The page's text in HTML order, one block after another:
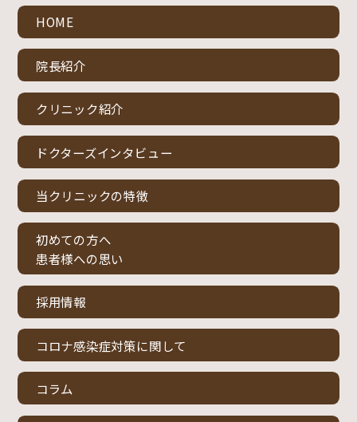
HOME
院長紹介
クリニック紹介
ドクターズインタビュー
当クリニックの特徴
初めての方へ
患者様への思い
採用情報
コロナ感染症対策に関して
コラム